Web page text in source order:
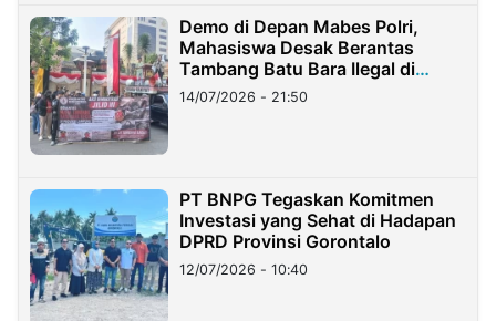
Demo di Depan Mabes Polri,
Mahasiswa Desak Berantas
Tambang Batu Bara Ilegal di
Lampung
14/07/2026 - 21:50
PT BNPG Tegaskan Komitmen
Investasi yang Sehat di Hadapan
DPRD Provinsi Gorontalo
12/07/2026 - 10:40